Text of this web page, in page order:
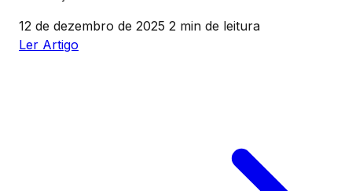
12 de dezembro de 2025 2 min de leitura
Ler Artigo